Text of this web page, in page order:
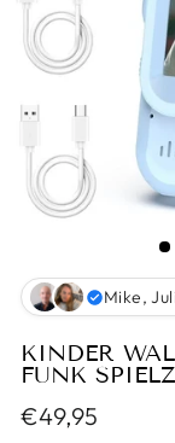
Mike,
KINDER
FUNK
Normaler
€49,95